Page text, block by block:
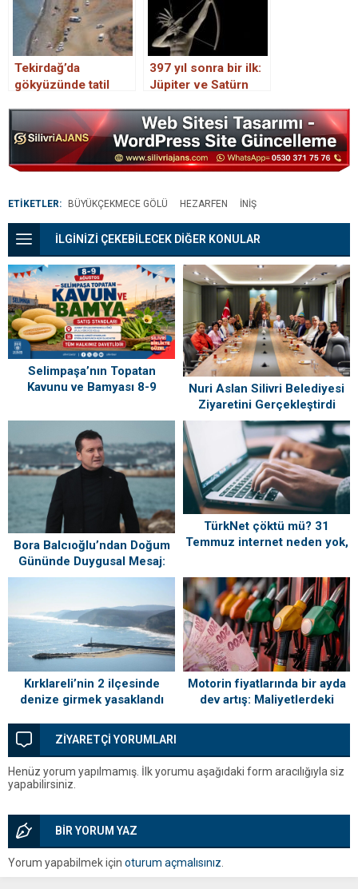
Tekirdağ’da
gökyüzünde tatil
397 yıl sonra bir ilk:
Jüpiter ve Satürn
yıldız’ gibi
parlayacak
ETİKETLER: BÜYÜKÇEKMECE GÖLÜ HEZARFEN İNIŞ
İLGİNİZİ ÇEKEBİLECEK DİĞER KONULAR
Selimpaşa’nın Topatan
Kavunu ve Bamyası 8-9
Buluşuyor
Nuri Aslan Silivri Belediyesi
Ziyaretini Gerçekleştirdi
Bora Balcıoğlu’ndan Doğum
Gününde Duygusal Mesaj:
“Silivri’mi Çok Özlüyorum”
TürkNet çöktü mü? 31
Temmuz internet neden yok,
Kırklareli’nin 2 ilçesinde
denize girmek yasaklandı
Motorin fiyatlarında bir ayda
dev artış: Maliyetlerdeki
ZİYARETÇİ YORUMLARI
Henüz yorum yapılmamış. İlk yorumu aşağıdaki form aracılığıyla siz
yapabilirsiniz.
BİR YORUM YAZ
Yorum yapabilmek için oturum açmalısınız